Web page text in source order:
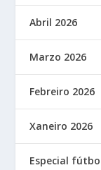
Abril 2026
Marzo 2026
Febreiro 2026
Xaneiro 2026
Especial